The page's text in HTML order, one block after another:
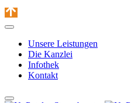
Unsere Leistungen
Die Kanzlei
Infothek
Kontakt